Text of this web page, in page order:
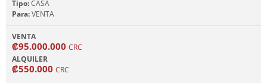
Tipo:CASA
Para:VENTA
VENTA
₡95.000.000 CRC
ALQUILER
₡550.000 CRC